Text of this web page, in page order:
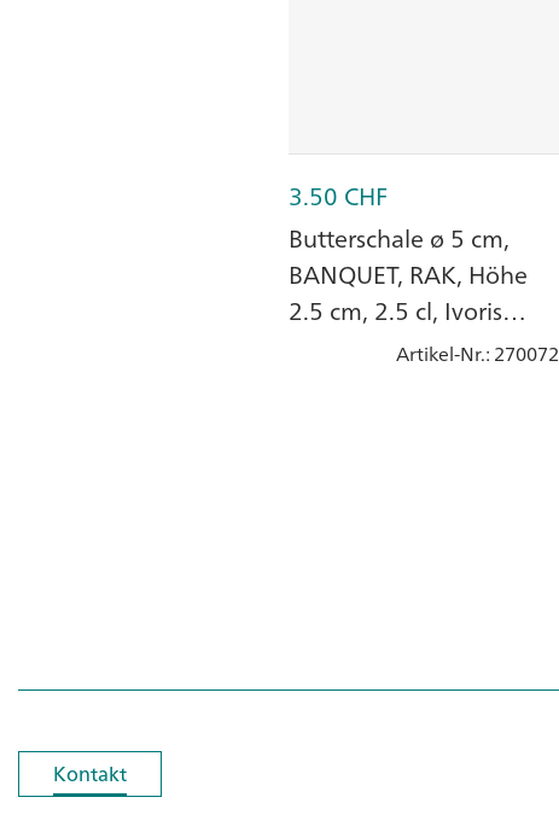
3.50 CHF
Butterschale ø 5 cm,
BANQUET, RAK, Höhe
2.5 cm, 2.5 cl, Ivoris
weiss, Porzellan
Artikel-Nr.: 270072
Kontakt
Kontakt